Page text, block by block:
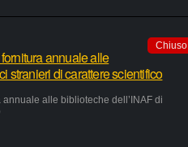
Chiuso
annuale alle
stranieri di carattere scientifico
alle biblioteche dell’INAF di